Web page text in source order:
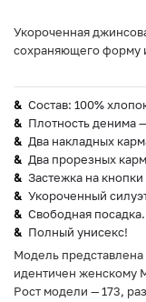
Укороченная
сохраняющего форму
Состав: 100%
Плотность денима
Два накладных
Два прорезных
Застежка на кнопки
Укороченный
Свободная посадка.
Полный унисекс!
Модель
идентичен женскому
Рост модели — 173,